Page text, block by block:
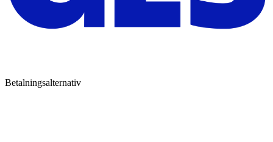
Betalningsalternativ